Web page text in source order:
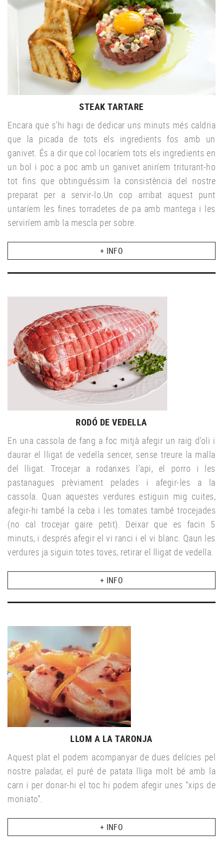
STEAK TARTARE
Encara que s’hi hagi de dedicar uns minuts més caldria
que la picada de tots els ingredients fos amb un
ganivet. És a dir que col·locaríem tots els ingredients en
un bol i poc a poc amb un ganivet aniríem triturant-ho
tot fins que obtinguéssim la consistència del nostre
preparat per a servir-lo.Un cop arribat aquest punt
untaríem les fines torradetes de pa amb mantega i les
serviríem amb la mescla per sobre.
+ INFO
RODÓ DE VEDELLA
En una cassola de fang a foc mitjà afegir un raig d’oli i
daurar el lligat de vedella sencer, sense treure la malla
del lligat. Trocejar a rodanxes l’api, el porro i les
pastanagues prèviament pelades i afegir-les a la
cassola. Quan aquestes verdures estiguin mig cuites,
afegir-hi també la ceba i les tomates també trocejades
(no cal trocejar gaire petit). Deixar que es facin 5
minuts, i després afegir el vi ranci i el vi blanc. Qaun les
verdures ja siguin totes toves, retirar el lligat de vedella.
+ INFO
LLOM A LA TARONJA
Aquest plat el podem acompanyar de dues delícies pel
nostre paladar, el puré de patata lliga molt bé amb la
carn i per donar-hi el toc hi podem afegir unes “xips de
moniato”.
+ INFO